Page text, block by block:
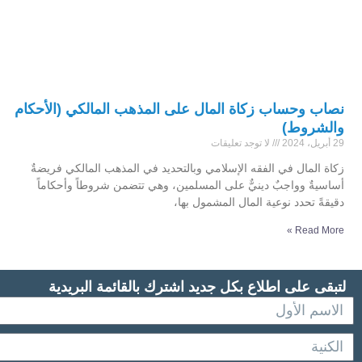
نصاب وحساب زكاة المال على المذهب المالكي (الأحكام
والشروط)
29 أبريل، 2024 لا توجد تعليقات
زكاة المال في الفقه الإسلامي وبالتحديد في المذهب المالكي فريضةٌ
أساسيةٌ وواجبٌ دينيٌّ على المسلمين، وهي تتضمن شروطاً وأحكاماً
دقيقةً تحدد نوعية المال المشمول بها،
Read More »
لتبقى على اطلاع بكل جديد اشترك بالقائمة البريدية
الاسم
الاول
الكنية